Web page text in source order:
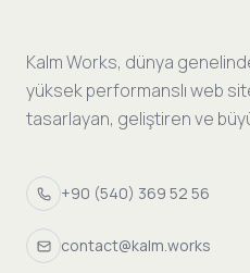
Kalm Works, dünya
yüksek performanslı web
tasarlayan, geliştiren ve
+90 (540) 369 52 56
contact@kalm.works